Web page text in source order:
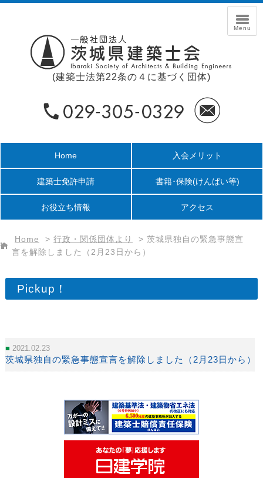
(建築士法第22条の４に基づく団体)
Home 入会メリット
建築士免許申請 書籍･保険(けんばい等)
お役立ち情報 アクセス
Home > 行政・関係団体より > 茨城県独自の緊急事態宣
言を解除しました（2月23日から）
Pickup！
2021.02.23
茨城県独自の緊急事態宣言を解除しました（2月23日から）